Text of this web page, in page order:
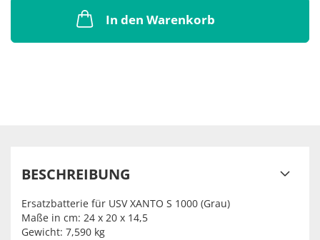
In den Warenkorb
BESCHREIBUNG
Ersatzbatterie für USV XANTO S 1000 (Grau)
Maße in cm: 24 x 20 x 14,5
Gewicht: 7,590 kg